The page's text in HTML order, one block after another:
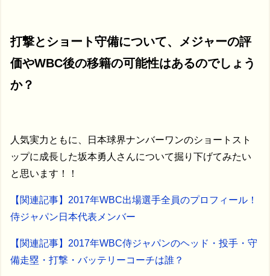
打撃とショート守備について、メジャーの評
価やWBC後の移籍の可能性はあるのでしょう
か？
人気実力ともに、日本球界ナンバーワンのショートスト
ップに成長した坂本勇人さんについて掘り下げてみたい
と思います！！
【関連記事】2017年WBC出場選手全員のプロフィール！
侍ジャパン日本代表メンバー
【関連記事】2017年WBC侍ジャパンのヘッド・投手・守
備走塁・打撃・バッテリーコーチは誰？